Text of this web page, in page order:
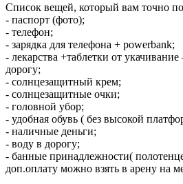
Список вещей, который вам точно
- паспорт (фото);
- телефон;
- зарядка для телефона + powerbank;
- лекарства +таблетки от
дорогу;
- солнцезащитный крем;
- солнцезащитные очки;
- головной убор;
- удобная обувь ( без высокой
- наличные деньги;
- воду в дорогу;
- банные принадлежности(
доп.оплату можно взять в арену на